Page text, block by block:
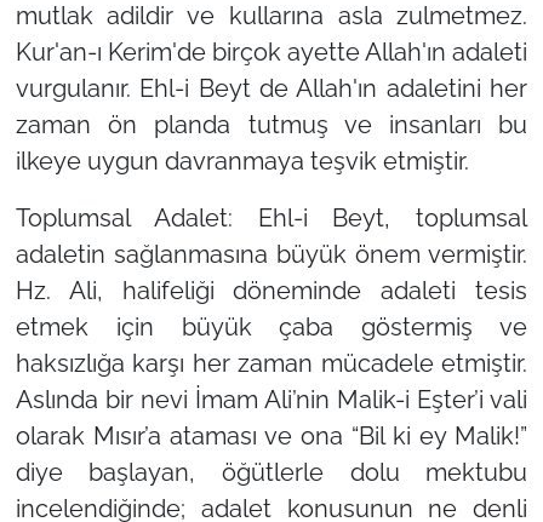
mutlak adildir ve kullarına asla zulmetmez.
Kur'an-ı Kerim'de birçok ayette Allah'ın adaleti
vurgulanır. Ehl-i Beyt de Allah'ın adaletini her
zaman ön planda tutmuş ve insanları bu
ilkeye uygun davranmaya teşvik etmiştir.
Toplumsal Adalet: Ehl-i Beyt, toplumsal
adaletin sağlanmasına büyük önem vermiştir.
Hz. Ali, halifeliği döneminde adaleti tesis
etmek için büyük çaba göstermiş ve
haksızlığa karşı her zaman mücadele etmiştir.
Aslında bir nevi İmam Ali’nin Malik-i Eşter’i vali
olarak Mısır’a ataması ve ona “Bil ki ey Malik!”
diye başlayan, öğütlerle dolu mektubu
incelendiğinde; adalet konusunun ne denli